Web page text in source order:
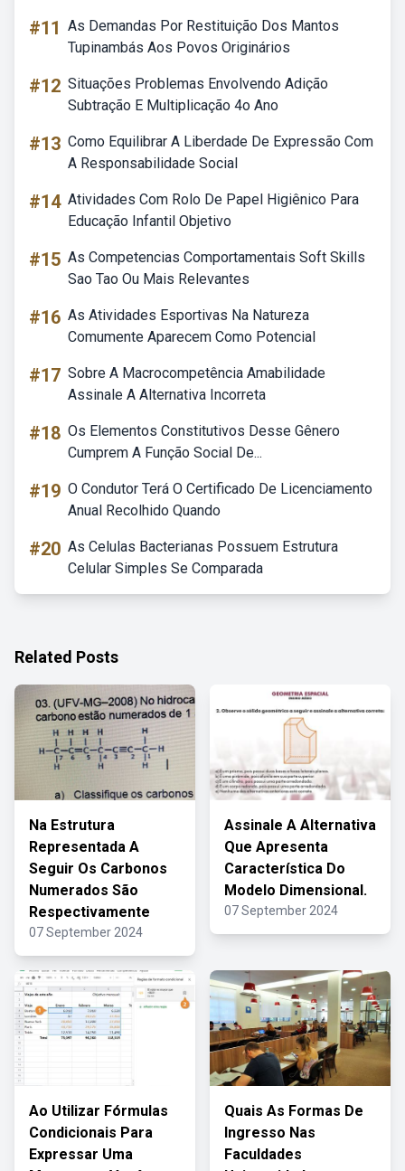
#11 As Demandas Por Restituição Dos Mantos
Tupinambás Aos Povos Originários
#12 Situações Problemas Envolvendo Adição
Subtração E Multiplicação 4o Ano
#13 Como Equilibrar A Liberdade De Expressão Com
A Responsabilidade Social
#14 Atividades Com Rolo De Papel Higiênico Para
Educação Infantil Objetivo
#15 As Competencias Comportamentais Soft Skills
Sao Tao Ou Mais Relevantes
#16 As Atividades Esportivas Na Natureza
Comumente Aparecem Como Potencial
#17 Sobre A Macrocompetência Amabilidade
Assinale A Alternativa Incorreta
#18 Os Elementos Constitutivos Desse Gênero
Cumprem A Função Social De...
#19 O Condutor Terá O Certificado De Licenciamento
Anual Recolhido Quando
#20 As Celulas Bacterianas Possuem Estrutura
Celular Simples Se Comparada
Related Posts
Na Estrutura
Representada A
Seguir Os Carbonos
Numerados São
Respectivamente
07 September 2024
Assinale A Alternativa
Que Apresenta
Característica Do
Modelo Dimensional.
07 September 2024
Ao Utilizar Fórmulas
Condicionais Para
Expressar Uma
Quais As Formas De
Ingresso Nas
Faculdades